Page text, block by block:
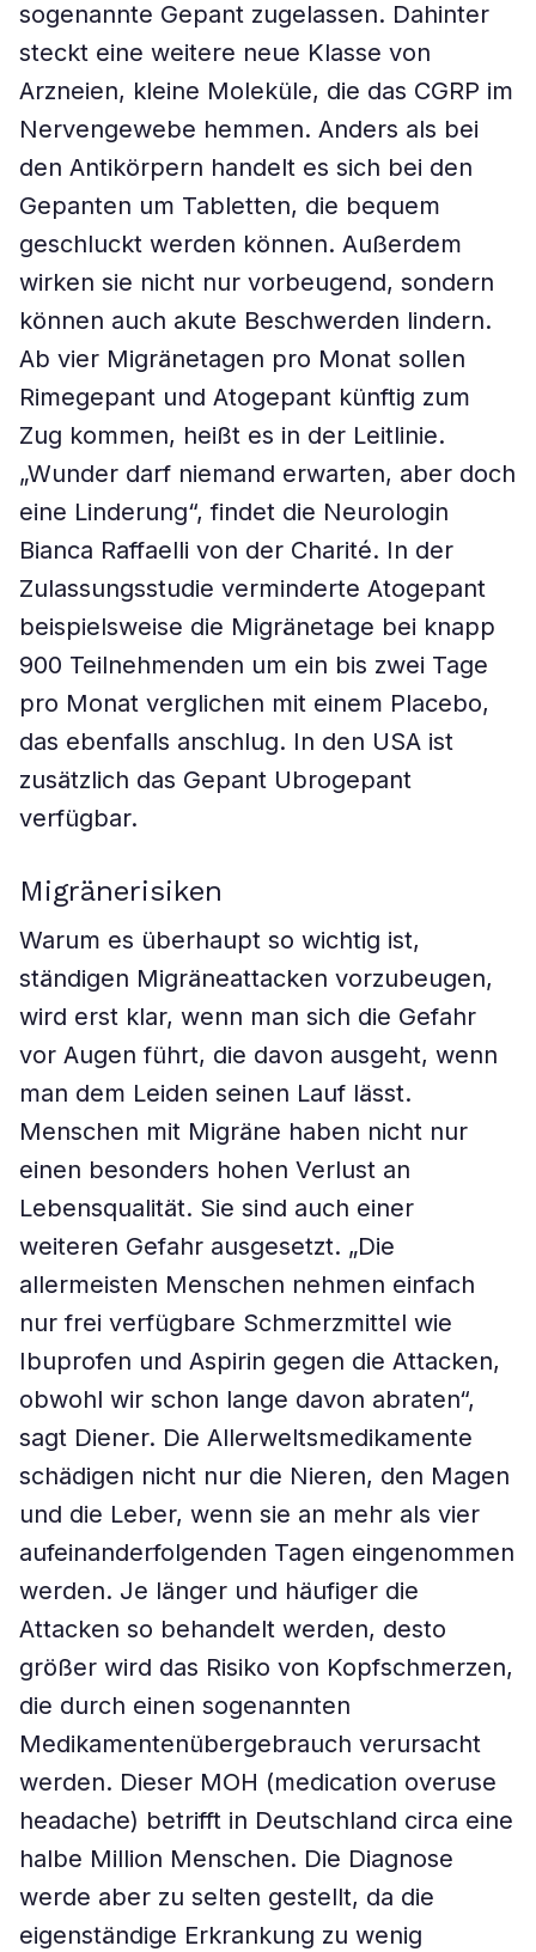
sogenannte Gepant zugelassen. Dahinter
steckt eine weitere neue Klasse von
Arzneien, kleine Moleküle, die das CGRP im
Nervengewebe hemmen. Anders als bei
den Antikörpern handelt es sich bei den
Gepanten um Tabletten, die bequem
geschluckt werden können. Außerdem
wirken sie nicht nur vorbeugend, sondern
können auch akute Beschwerden lindern.
Ab vier Migränetagen pro Monat sollen
Rimegepant und Atogepant künftig zum
Zug kommen, heißt es in der Leitlinie.
„Wunder darf niemand erwarten, aber doch
eine Linderung“, findet die Neurologin
Bianca Raffaelli von der Charité. In der
Zulassungsstudie verminderte Atogepant
beispielsweise die Migränetage bei knapp
900 Teilnehmenden um ein bis zwei Tage
pro Monat verglichen mit einem Placebo,
das ebenfalls anschlug. In den USA ist
zusätzlich das Gepant Ubrogepant
verfügbar.
Migränerisiken
Warum es überhaupt so wichtig ist,
ständigen Migräneattacken vorzubeugen,
wird erst klar, wenn man sich die Gefahr
vor Augen führt, die davon ausgeht, wenn
man dem Leiden seinen Lauf lässt.
Menschen mit Migräne haben nicht nur
einen besonders hohen Verlust an
Lebensqualität. Sie sind auch einer
weiteren Gefahr ausgesetzt. „Die
allermeisten Menschen nehmen einfach
nur frei verfügbare Schmerzmittel wie
Ibuprofen und Aspirin gegen die Attacken,
obwohl wir schon lange davon abraten“,
sagt Diener. Die Allerweltsmedikamente
schädigen nicht nur die Nieren, den Magen
und die Leber, wenn sie an mehr als vier
aufeinanderfolgenden Tagen eingenommen
werden. Je länger und häufiger die
Attacken so behandelt werden, desto
größer wird das Risiko von Kopfschmerzen,
die durch einen sogenannten
Medikamentenübergebrauch verursacht
werden. Dieser MOH (medication overuse
headache) betrifft in Deutschland circa eine
halbe Million Menschen. Die Diagnose
werde aber zu selten gestellt, da die
eigenständige Erkrankung zu wenig